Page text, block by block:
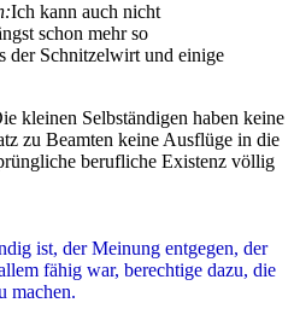
Ich kann auch nicht
schon mehr so
der Schnitzelwirt und einige
kleinen Selbständigen haben keine
zu Beamten keine Ausflüge in die
berufliche Existenz völlig
ist, der Meinung entgegen, der
fähig war, berechtige dazu, die
machen.